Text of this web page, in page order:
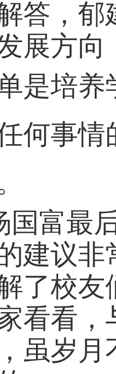
答，郁
展方向
是培养
何事情
国富最
建议非
了校友
看看
虽岁月